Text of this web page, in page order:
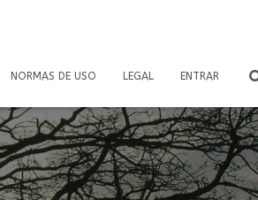
NORMAS DE USO LEGAL ENTRAR